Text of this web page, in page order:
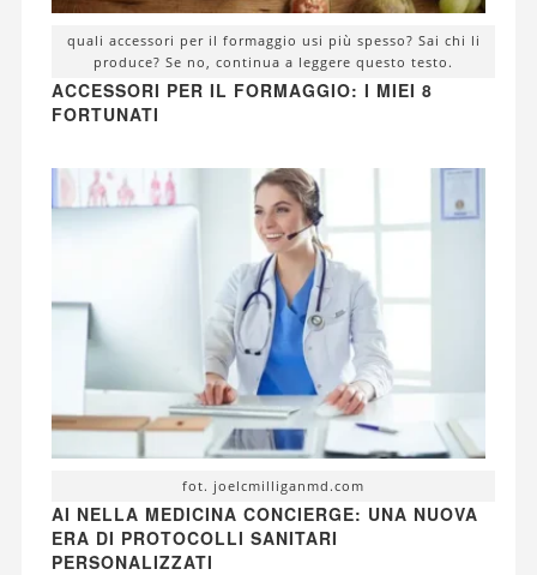
quali accessori per il formaggio usi più spesso? Sai chi li
produce? Se no, continua a leggere questo testo.
ACCESSORI PER IL FORMAGGIO: I MIEI 8
FORTUNATI
fot. joelcmilliganmd.com
AI NELLA MEDICINA CONCIERGE: UNA NUOVA
ERA DI PROTOCOLLI SANITARI
PERSONALIZZATI